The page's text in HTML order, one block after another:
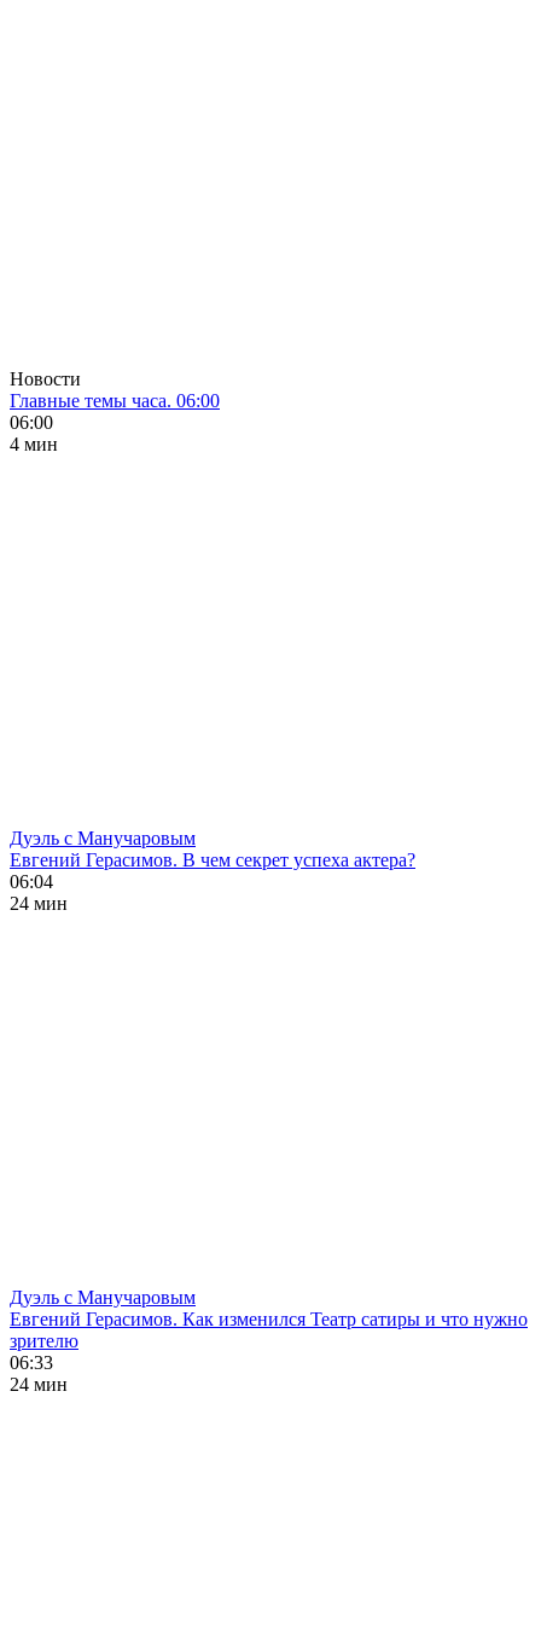
Новости
Главные темы часа. 06:00
06:00
4 мин
Дуэль с Манучаровым
Евгений Герасимов. В чем секрет успеха актера?
06:04
24 мин
Дуэль с Манучаровым
Евгений Герасимов. Как изменился Театр сатиры и что нужно
зрителю
06:33
24 мин